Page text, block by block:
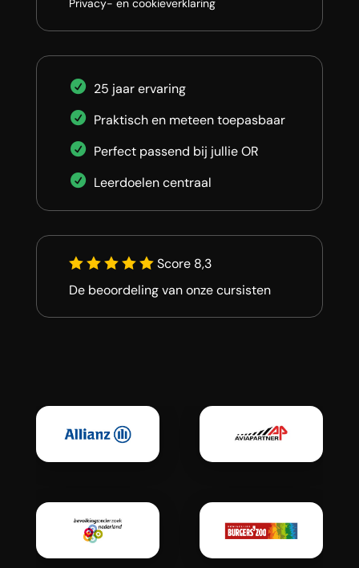
Privacy- en cookieverklaring
25 jaar ervaring
Praktisch en meteen toepasbaar
Perfect passend bij jullie OR
Leerdoelen centraal
Score 8,3
De beoordeling van onze cursisten